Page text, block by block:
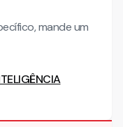
mande um